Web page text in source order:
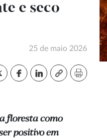
e seco
25 de maio 2026
floresta como
positivo em